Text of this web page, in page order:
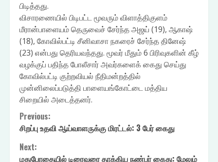
பிடித்தது.
விசாரணையில் பிடிபட்ட மூவரும் விளாத்திகுளம்
மீரான்பாளையம் தெருவைச் சேர்ந்த அஜய் (19), ஆகாஷ்
(18), கோவில்பட்டி சீனிவாசா நகரைச் சேர்ந்த தினேஷ்
(23) என்பது தெரியவந்தது. மூவர் மீதும் 6 பிரிவுகளின் கீழ்
வழக்குப் பதிந்த போலீசார் அவர்களைக் கைது செய்து
கோவில்பட்டி குற்றவியல் நீதிமன்றத்தில்
முன்னிலைப்படுத்தி பாளையங்கோட்டை மத்திய
சிறையில் அடைத்தனர்.
Continue
Reading
Previous:
சிறப்பு உதவி ஆய்வாளருக்கு மிரட்டல்: 3 பேர் கைது
Next:
மதுபோதையில் டிரைவரை தாக்கிய நண்பர் கைது: மேலும்